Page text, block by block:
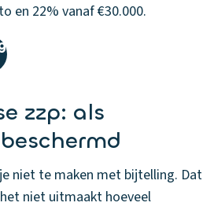
en 22% vanaf €30.000.
zzp: als
niet te maken met bijtelling. Dat
niet uitmaakt hoeveel